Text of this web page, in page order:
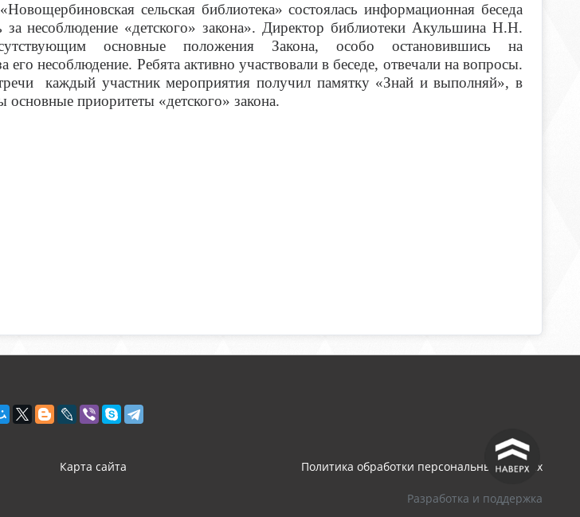
сельская библиотека» состоялась информационная беседа
за несоблюдение «детского» закона». Директор библиотеки Акульшина Н.Н.
основные положения Закона, особо остановившись на
его несоблюдение. Ребята активно участвовали в беседе, отвечали на вопросы.
каждый участник мероприятия получил памятку «Знай и выполняй», в
основные приоритеты «детского» закона.
^
Карта сайта Политика обработки персональных данных
Разработка и поддержка